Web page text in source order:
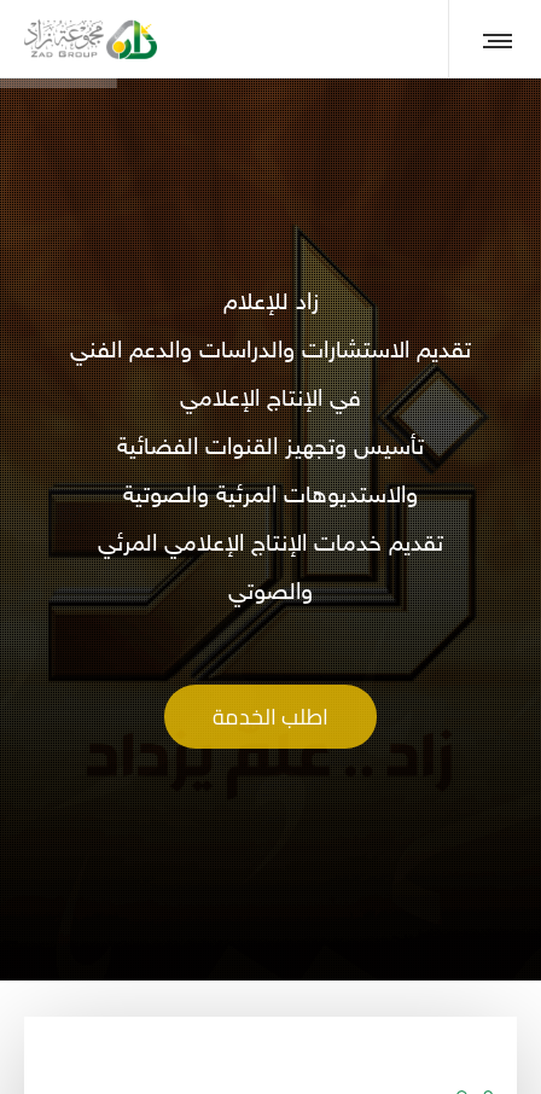
زاد للإعلام
تقديم الاستشارات والدراسات والدعم الفني
في الإنتاج الإعلامي
تأسيس وتجهيز القنوات الفضائية
والاستديوهات المرئية والصوتية
تقديم خدمات الإنتاج الإعلامي المرئي
والصوتي
اطلب الخدمة